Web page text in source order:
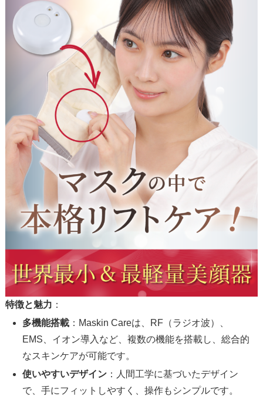
特徴と魅力 ：
多機能搭載 ：Maskin Careは、RF（ラジオ波）、
EMS、イオン導入など、複数の機能を搭載し、総合的
なスキンケアが可能です。
使いやすいデザイン ：人間工学に基づいたデザイン
で、手にフィットしやすく、操作もシンプルです。